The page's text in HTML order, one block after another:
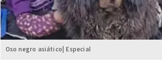
Oso negro asiático| Especial